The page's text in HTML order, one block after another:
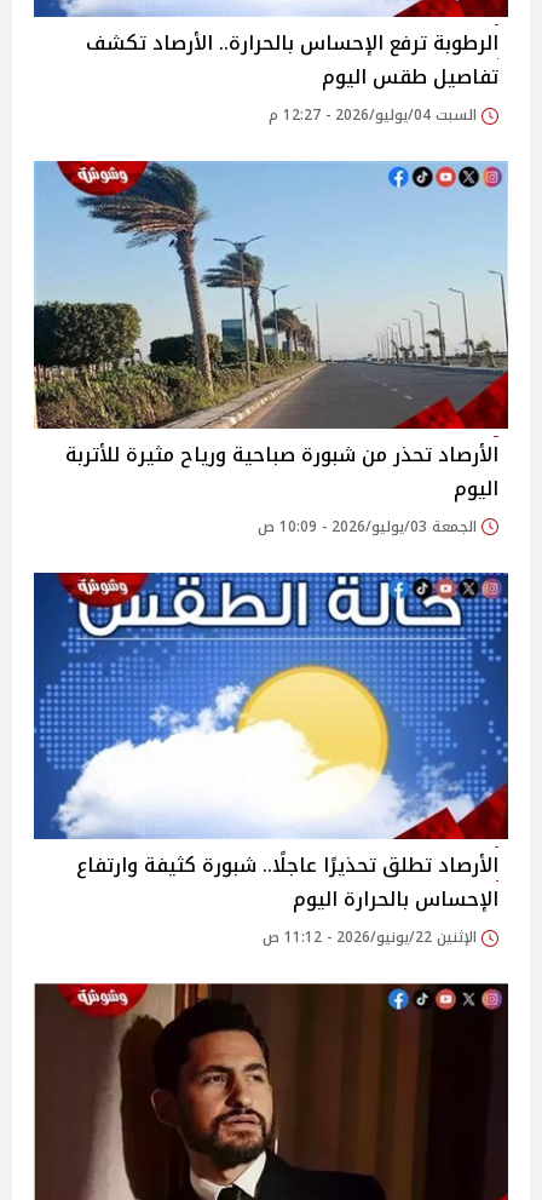
الرطوبة ترفع الإحساس بالحرارة.. الأرصاد تكشف
تفاصيل طقس اليوم
السبت 04/يوليو/2026 - 12:27 م
الأرصاد تحذر من شبورة صباحية ورياح مثيرة للأتربة
اليوم
الجمعة 03/يوليو/2026 - 10:09 ص
الأرصاد تطلق تحذيرًا عاجلًا.. شبورة كثيفة وارتفاع
الإحساس بالحرارة اليوم
الإثنين 22/يونيو/2026 - 11:12 ص